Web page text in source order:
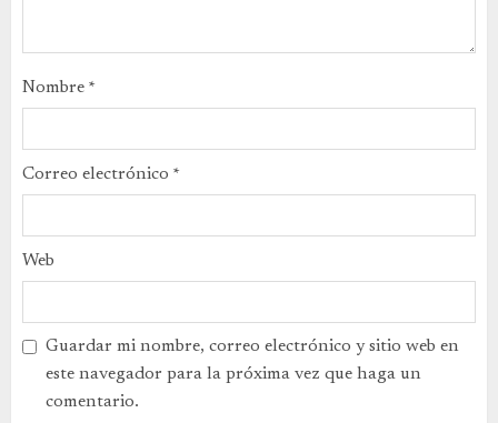
Nombre *
Correo electrónico *
Web
Guardar mi nombre, correo electrónico y sitio web en
este navegador para la próxima vez que haga un
comentario.